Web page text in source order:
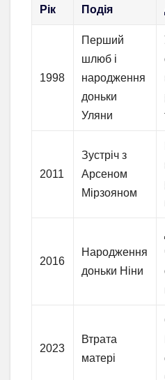
Рік Подія
1998
Перший
шлюб і
народження
доньки
Уляни
2011
Зустріч з
Арсеном
Мірзояном
2016
Народження
доньки Ніни
2023
Втрата
матері